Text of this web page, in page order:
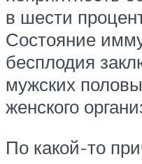
в шести
Состояние
бесплодия
мужских
женского
По какой-то